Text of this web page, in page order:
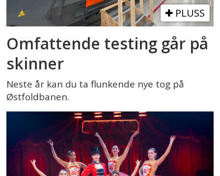
PLUSS
Omfattende testing går på
skinner
Neste år kan du ta flunkende nye tog på
Østfoldbanen.